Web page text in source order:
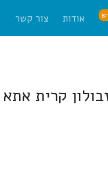
אודות צור קשר
קרית אתא